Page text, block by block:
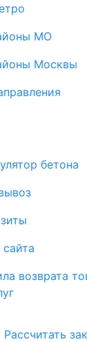
МО
Москвы
бетона
сайта
возврата
Рассчитать